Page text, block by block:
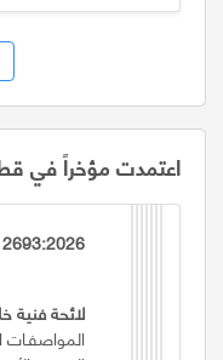
اعتمدت مؤخراً في
لائحة فنية
المواصفـات